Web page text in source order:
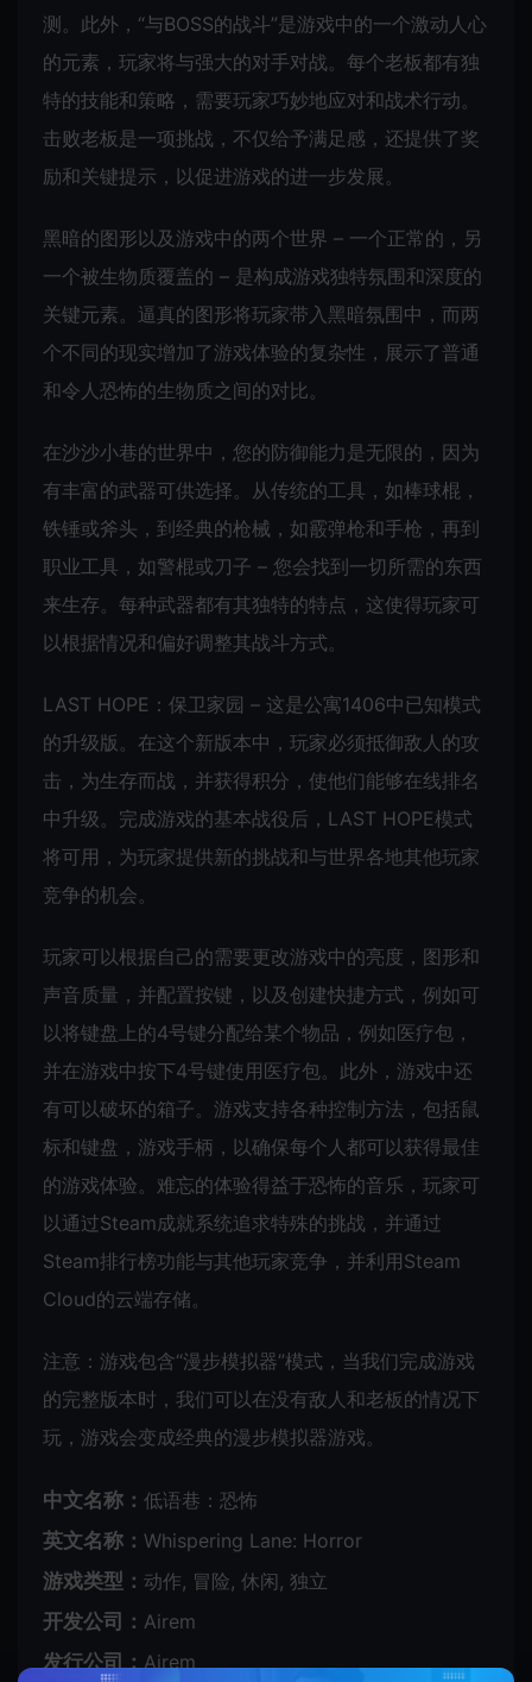
测。此外，“与BOSS的战斗”是游戏中的一个激动人心
的元素，玩家将与强大的对手对战。每个老板都有独
特的技能和策略，需要玩家巧妙地应对和战术行动。
击败老板是一项挑战，不仅给予满足感，还提供了奖
励和关键提示，以促进游戏的进一步发展。
黑暗的图形以及游戏中的两个世界 – 一个正常的，另
一个被生物质覆盖的 – 是构成游戏独特氛围和深度的
关键元素。逼真的图形将玩家带入黑暗氛围中，而两
个不同的现实增加了游戏体验的复杂性，展示了普通
和令人恐怖的生物质之间的对比。
在沙沙小巷的世界中，您的防御能力是无限的，因为
有丰富的武器可供选择。从传统的工具，如棒球棍，
铁锤或斧头，到经典的枪械，如霰弹枪和手枪，再到
职业工具，如警棍或刀子 – 您会找到一切所需的东西
来生存。每种武器都有其独特的特点，这使得玩家可
以根据情况和偏好调整其战斗方式。
LAST HOPE：保卫家园 – 这是公寓1406中已知模式
的升级版。在这个新版本中，玩家必须抵御敌人的攻
击，为生存而战，并获得积分，使他们能够在线排名
中升级。完成游戏的基本战役后，LAST HOPE模式
将可用，为玩家提供新的挑战和与世界各地其他玩家
竞争的机会。
玩家可以根据自己的需要更改游戏中的亮度，图形和
声音质量，并配置按键，以及创建快捷方式，例如可
以将键盘上的4号键分配给某个物品，例如医疗包，
并在游戏中按下4号键使用医疗包。此外，游戏中还
有可以破坏的箱子。游戏支持各种控制方法，包括鼠
标和键盘，游戏手柄，以确保每个人都可以获得最佳
的游戏体验。难忘的体验得益于恐怖的音乐，玩家可
以通过Steam成就系统追求特殊的挑战，并通过
Steam排行榜功能与其他玩家竞争，并利用Steam
Cloud的云端存储。
注意：游戏包含“漫步模拟器”模式，当我们完成游戏
的完整版本时，我们可以在没有敌人和老板的情况下
玩，游戏会变成经典的漫步模拟器游戏。
中文名称： 低语巷：恐怖
英文名称： Whispering Lane: Horror
游戏类型： 动作, 冒险, 休闲, 独立
开发公司： Airem
发行公司：Airem